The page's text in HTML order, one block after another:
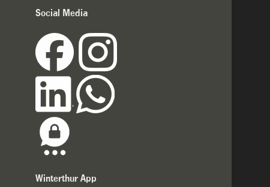
Social Media
Winterthur App